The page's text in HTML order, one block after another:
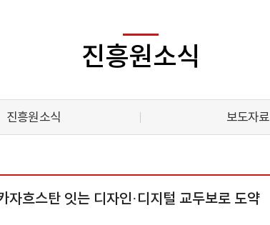
진흥원소식
진흥원소식 보도자료
흐스탄 잇는 디자인·디지털 교두보로 도약